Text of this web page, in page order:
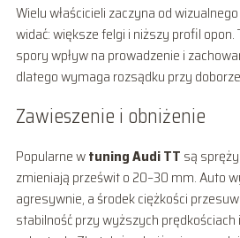
Wielu właścicieli zaczyna od
widać: większe felgi i niższy profil
spory wpływ na prowadzenie i
dlatego wymaga rozsądku przy
Zawieszenie i obniżenie
Popularne wtuning Audi TT są
zmieniają prześwit o 20–30 mm. Auto
agresywnie, a środek ciężkości
stabilność przy wyższych prędkościach